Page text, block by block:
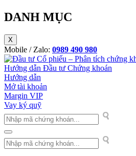
DANH MỤC
X
Mobile / Zalo: 0989 490 980
Hướng dẫn Đầu tư Chứng khoán
Hướng dẫn
Mở tài khoản
Margin VIP
Vay ký quỹ